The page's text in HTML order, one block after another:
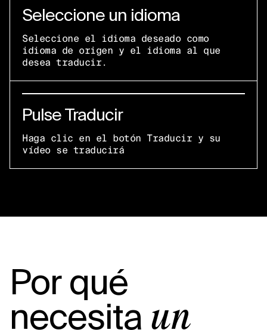
Seleccione un idioma
Seleccione el idioma deseado como
idioma de origen y el idioma al que
desea traducir.
Pulse Traducir
Haga clic en el botón Traducir y su
vídeo se traducirá
Por qué
necesita un